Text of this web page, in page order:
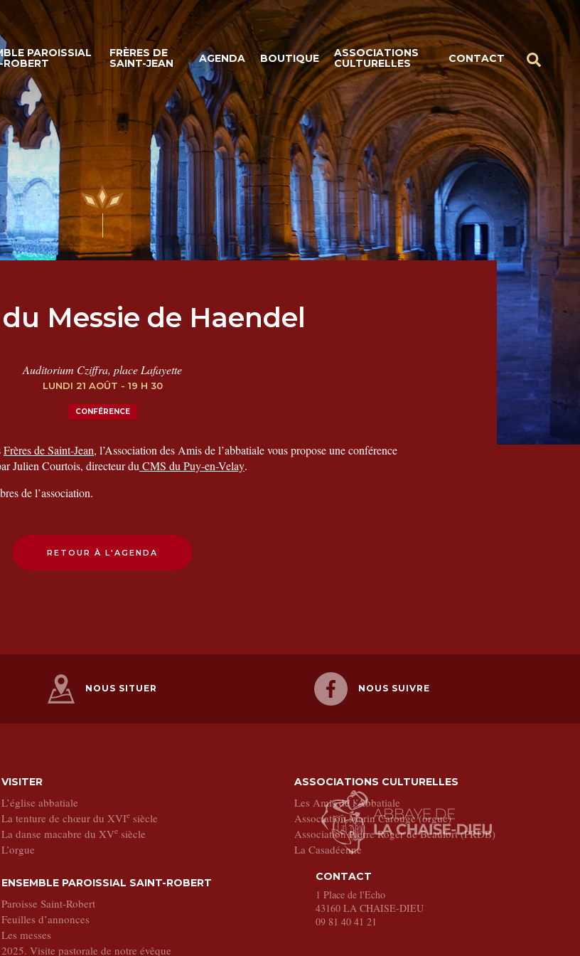
PAROISSIAL
FRÈRES DE
SAINT-JEAN
AGENDA BOUTIQUE
ASSOCIATIONS
CULTURELLES
CONTACT
Messie de Haendel
Auditorium Cziffra, place Lafayette
LUNDI 21 AOÛT - 19 H 30
CONFÉRENCE
Frères de Saint-Jean, l’Association des Amis de l’abbatiale vous propose une conférence
Julien Courtois, directeur duCMS du Puy-en-Velay.
de l’association.
RETOUR À L'AGENDA
NOUS SITUER NOUS SUIVRE
VISITER
L’église abbatiale
La tenture de chœur du XVIesiècle
La danse macabre du XVesiècle
L’orgue
ENSEMBLE PAROISSIAL SAINT-ROBERT
Paroisse Saint-Robert
Feuilles d’annonces
Les messes
2025. Visite pastorale de notre évêque
ASSOCIATIONS CULTURELLES
Les Amis de l’Abbatiale
Association Marin Carouge (orgue)
Association Pierre Roger de Beaufort (PRDB)
La Casadéenne
CONTACT
1 Place de l'Echo
43160 LA CHAISE-DIEU
09 81 40 41 21